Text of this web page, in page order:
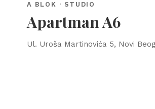
A BLOK · STUDIO
Apartman A6
Ul. Uroša Martinovića 5, Novi